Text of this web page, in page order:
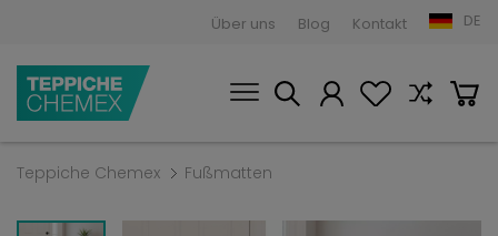
Über uns Blog Kontakt DE
Teppiche Chemex Fußmatten